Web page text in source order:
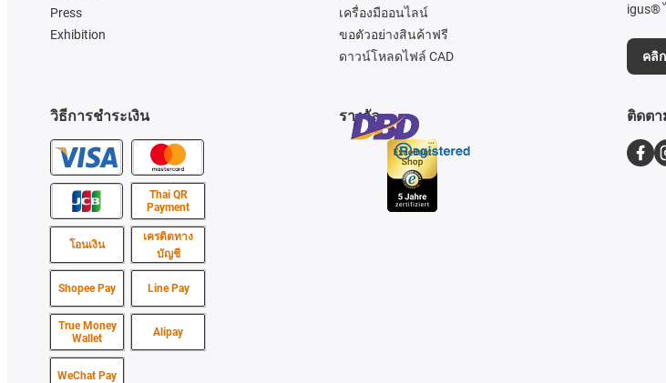
Press
Exhibition
วิธีการชำระเงิน
Thai QR
Payment
โอนเงิน
เครดิตทาง
บัญชี
Shopee Pay Line Pay
True Money
Wallet
Alipay
WeChat Pay
เครื่องมืออนไลน์
ขอตัวอย่างสินค้าฟรี
ดาวน์โหลดไฟล์ CAD
รางวัล
igus®
คลิ
ติดตา